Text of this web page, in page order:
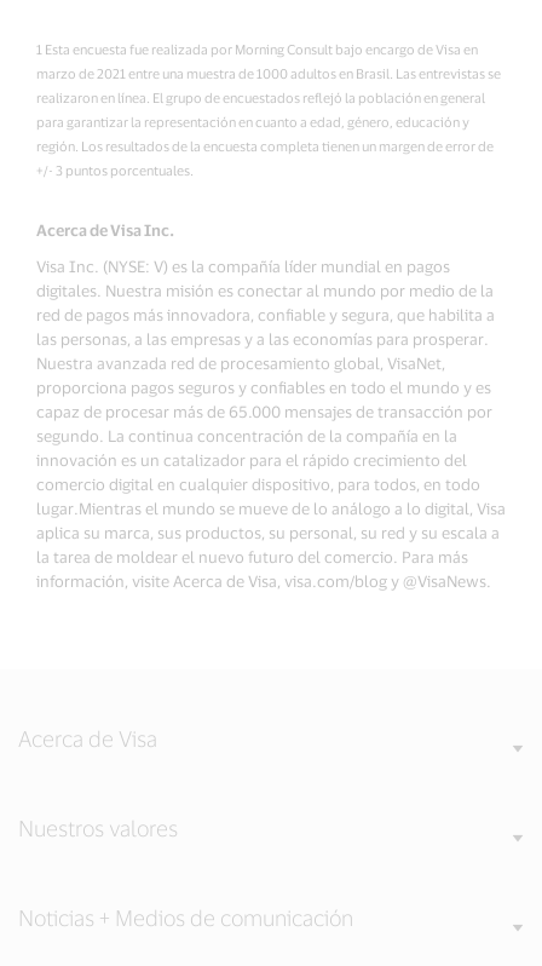
1 Esta encuesta fue realizada por Morning Consult bajo encargo de Visa en
marzo de 2021 entre una muestra de 1000 adultos en Brasil. Las entrevistas se
realizaron en línea. El grupo de encuestados reflejó la población en general
para garantizar la representación en cuanto a edad, género, educación y
región. Los resultados de la encuesta completa tienen un margen de error de
+/- 3 puntos porcentuales.
Acerca de Visa Inc.
Visa Inc. (NYSE: V) es la compañía líder mundial en pagos
digitales. Nuestra misión es conectar al mundo por medio de la
red de pagos más innovadora, confiable y segura, que habilita a
las personas, a las empresas y a las economías para prosperar.
Nuestra avanzada red de procesamiento global, VisaNet,
proporciona pagos seguros y confiables en todo el mundo y es
capaz de procesar más de 65.000 mensajes de transacción por
segundo. La continua concentración de la compañía en la
innovación es un catalizador para el rápido crecimiento del
comercio digital en cualquier dispositivo, para todos, en todo
lugar.Mientras el mundo se mueve de lo análogo a lo digital, Visa
aplica su marca, sus productos, su personal, su red y su escala a
la tarea de moldear el nuevo futuro del comercio. Para más
información, visite Acerca de Visa, visa.com/blog y @VisaNews.
Acerca de Visa
Nuestros valores
Noticias + Medios de comunicación